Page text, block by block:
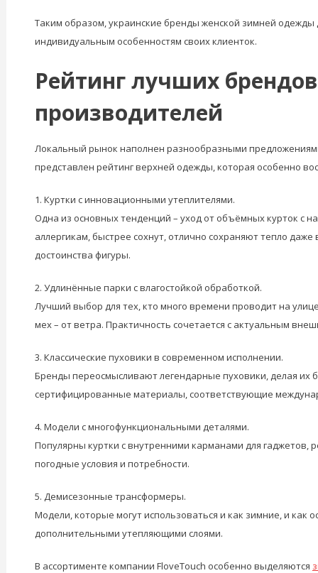
Таким образом, украинские бренды женской зимней
индивидуальным особенностям своих клиенток.
Рейтинг лучших
производителей
Локальный рынок наполнен разнообразными
представлен рейтинг верхней одежды, которая особенно
1. Куртки с инновационными утеплителями.
Одна из основных тенденций – уход от объёмных курток с
аллергикам, быстрее сохнут, отлично сохраняют тепло
достоинства фигуры.
2. Удлинённые парки с влагостойкой обработкой.
Лучший выбор для тех, кто много времени проводит на
мех – от ветра. Практичность сочетается с актуальным
3. Классические пуховики в современном исполнении.
Бренды переосмысливают легендарные пуховики, делая их
сертифицированные материалы, соответствующие
4. Модели с многофункциональными деталями.
Популярны куртки с внутренними карманами для
погодные условия и потребности.
5. Демисезонные трансформеры.
Модели, которые могут использоваться и как зимние, и
дополнительными утепляющими слоями.
В ассортименте компании FloveTouch особенно выделяются